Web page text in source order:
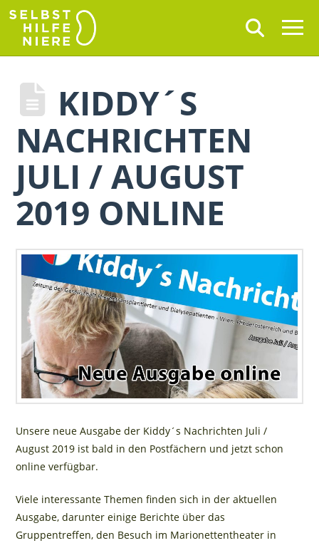
KIDDY´S
NACHRICHTEN
JULI / AUGUST
2019 ONLINE
Unsere neue Ausgabe der Kiddy´s Nachrichten Juli /
August 2019 ist bald in den Postfächern und jetzt schon
online verfügbar.
Viele interessante Themen finden sich in der aktuellen
Ausgabe, darunter einige Berichte über das
Gruppentreffen, den Besuch im Marionettentheater in